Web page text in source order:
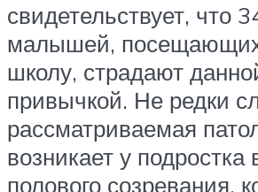
свидетельствует, что
малышей,
школу, страдают
привычкой. Не редки
рассматриваемая
возникает у подростка
полового созревания,